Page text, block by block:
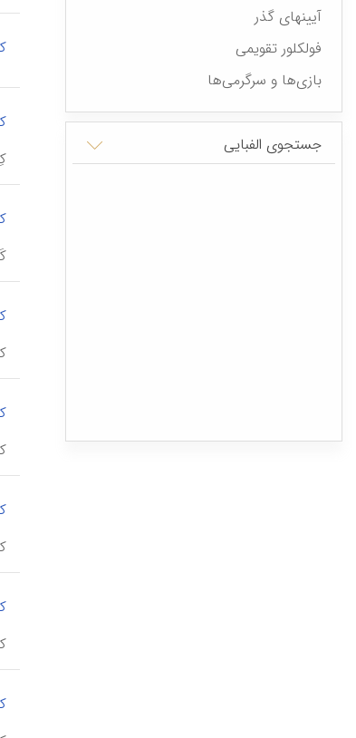
آیینهای گذر
فولکلور تقویمی
بازی‌ها و سرگرمی‌ها
جستجوی الفبایی